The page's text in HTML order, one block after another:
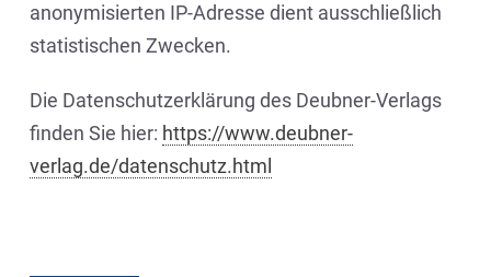
anonymisierten IP-Adresse dient ausschließlich
statistischen Zwecken.
Die Datenschutzerklärung des Deubner-Verlags
finden Sie hier: https://www.deubner-
verlag.de/datenschutz.html